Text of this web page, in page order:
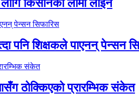
किसानको लामो लाइन
पनि शिक्षकले पाएनन् पेन्सन
ठोक्किएको प्रारम्भिक संकेत